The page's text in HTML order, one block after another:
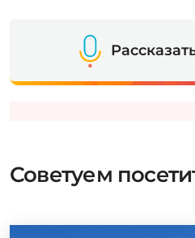
Советуем